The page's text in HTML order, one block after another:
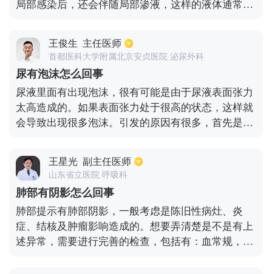
不可大意，以免错过最佳治疗期，引发更严重的疾
局部感染后，还会伴随局部渗液，这样的液体通常还
用手抠肚脐，这样很容易导致皮肤破损继发感染。出
现这样的情况最为常见的消毒处理方式就是使用碘
伏，因为碘伏对人体组织刺激比较小，而且还具有不
错的杀菌作用。如果是比较严重的患者，并且伴随发
烧，或是全身感染的情况，则需要根据医生嘱咐下进
行用药。
王俊生 主任医师
首都医科大学附属北京安贞医院 泌尿外科
尿有泡沫怎么回事
尿液里面有出现泡沫，很有可能是由于尿液表面张力
太高造成的。如果表面张力处于很高的状态，这样就
会导致出现很多泡沫。引发的原因有很多，首先是肾
需要做详细的检查才能确定。其次是很长时间都没有
性生活，经常都处于性兴奋的状态，还有伴随着遗精
的情况，从而让尿道球腺之中的黏液分泌越来越多引
发泡沫，无需太担心了，这是正常现象。还有可能是
因为尿道里面 有产气菌的成分，同样会让尿液里面有
泡沫，另外还有可能是肾病造成的。
王星光 副主任医师
山东省立医院 呼吸科
肺部有阴影怎么回事
肺部提示有肺部阴影，一般考虑是陈旧性病灶、炎
症、结核及肿瘤影响造成的。想要弄清楚是不是有上
述异常，需要进行完善的检查，包括有：血常规，痰